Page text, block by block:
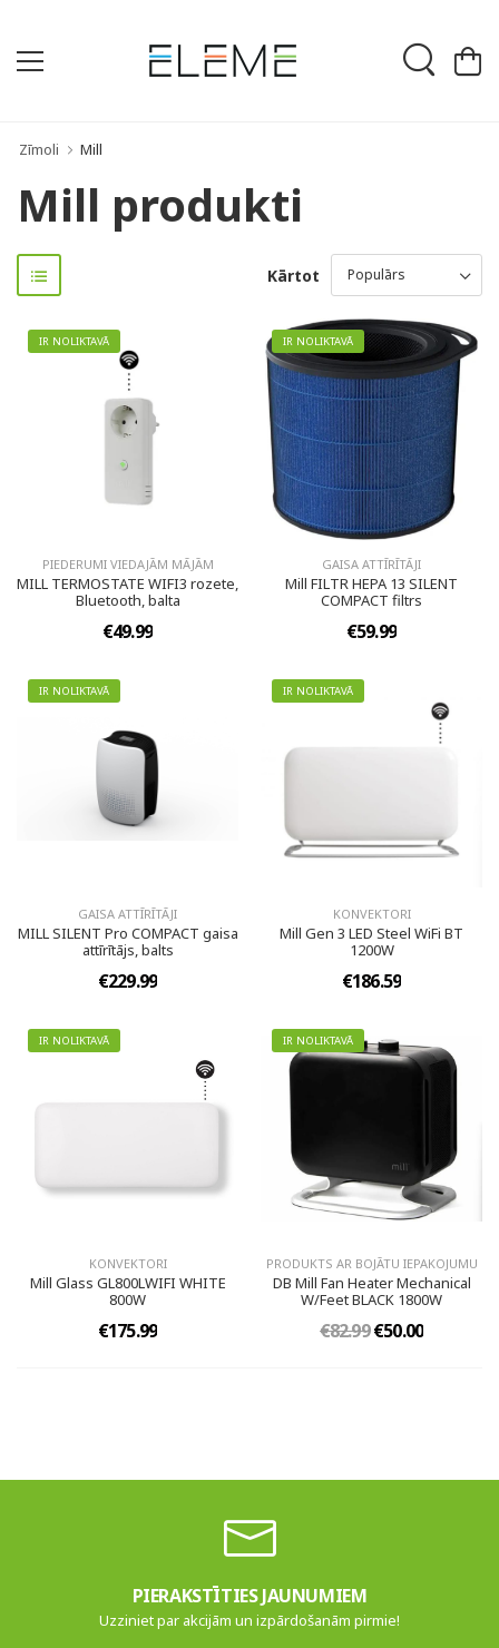
Zīmoli Mill
Mill produkti
Kārtot
IR NOLIKTAVĀ
PIEDERUMI VIEDAJĀM MĀJĀM
MILL TERMOSTATE WIFI3 rozete,
Bluetooth, balta
€49.99
IR NOLIKTAVĀ
GAISA ATTĪRĪTĀJI
Mill FILTR HEPA 13 SILENT
COMPACT filtrs
€59.99
IR NOLIKTAVĀ
GAISA ATTĪRĪTĀJI
MILL SILENT Pro COMPACT gaisa
attīrītājs, balts
€229.99
IR NOLIKTAVĀ
KONVEKTORI
Mill Gen 3 LED Steel WiFi BT
1200W
€186.59
IR NOLIKTAVĀ
KONVEKTORI
Mill Glass GL800LWIFI WHITE
800W
€175.99
IR NOLIKTAVĀ
PRODUKTS AR BOJĀTU IEPAKOJUMU
DB Mill Fan Heater Mechanical
W/Feet BLACK 1800W
€82.99€50.00
PIERAKSTĪTIES JAUNUMIEM
Uzziniet par akcijām un izpārdošanām pirmie!